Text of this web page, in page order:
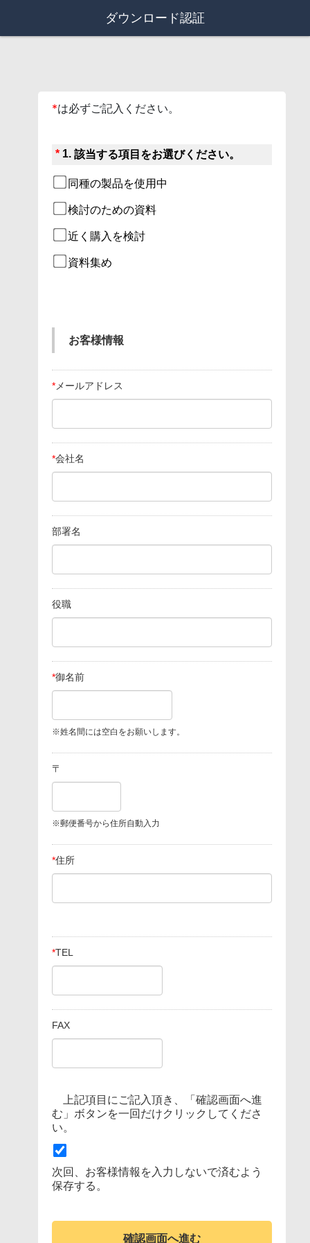
ダウンロード認証
*は必ずご記入ください。
* 1. 該当する項目をお選びください。
同種の製品を使用中
検討のための資料
近く購入を検討
資料集め
お客様情報
* メールアドレス
*会社名
部署名
役職
*御名前
※姓名間には空白をお願いします。
〒
※郵便番号から住所自動入力
*住所
*TEL
FAX
上記項目にご記入頂き、「確認画面へ進
む」ボタンを一回だけクリックしてくださ
い。
次回、お客様情報を入力しないで済むよう
保存する。
確認画面へ進む